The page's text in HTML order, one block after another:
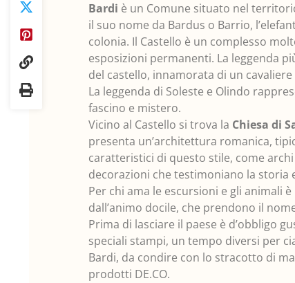
Bardi è un Comune situato nel
il suo nome da Bardus o Barrio,
colonia. Il Castello è un complesso
esposizioni permanenti. La leggenda
del castello, innamorata di un
La leggenda di Soleste e Olindo
fascino e mistero.
Vicino al Castello si trova la Chiesa di
presenta un’architettura romanica,
caratteristici di questo stile, come
decorazioni che testimoniano la storia
Per chi ama le escursioni e gli animali
dall’animo docile, che prendono il
Prima di lasciare il paese è d’obbligo
speciali stampi, un tempo diversi per
Bardi, da condire con lo stracotto di
prodotti DE.CO.